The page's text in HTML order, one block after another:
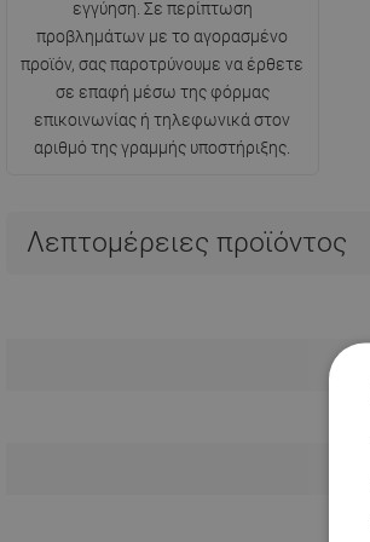
εγγύηση. Σε περίπτωση
προβλημάτων με το αγορασμένο
προϊόν, σας παροτρύνουμε να έρθετε
σε επαφή μέσω της φόρμας
επικοινωνίας ή τηλεφωνικά στον
αριθμό της γραμμής υποστήριξης.
Λεπτομέρειες προϊόντος